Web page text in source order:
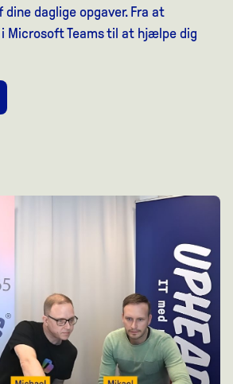
daglige opgaver. Fra at
Microsoft Teams til at hjælpe dig